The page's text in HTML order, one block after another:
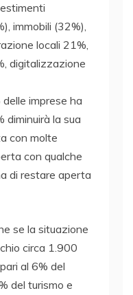
immobili (32%),
locali 21%,
digitalizzazione
delle imprese ha
diminuirà la sua
con molte
con qualche
di restare aperta
se la situazione
circa 1.900
al 6% del
del turismo e